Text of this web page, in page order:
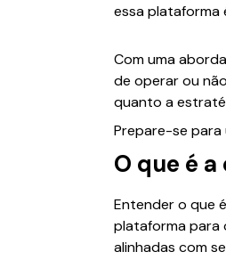
essa plataforma
Com uma
de operar ou
quanto a
Prepare-se para
O que é
Entender o que
plataforma para
alinhadas com